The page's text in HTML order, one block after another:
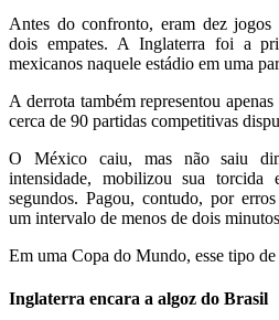
Antes do confronto, eram dez
dois empates. A Inglaterra foi a
mexicanos naquele estádio em uma
A derrota também representou
cerca de 90 partidas competitivas
O México caiu, mas não saiu
intensidade, mobilizou sua torcida
segundos. Pagou, contudo, por
um intervalo de menos de dois
Em uma Copa do Mundo, esse tipo de
Inglaterra encara a algoz do Brasil